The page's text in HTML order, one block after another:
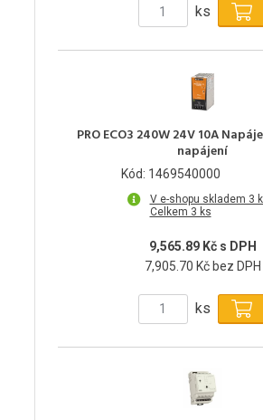
ks
PRO ECO3 240W 24V 10A
napájení
Kód: 1469540000
V e-shopu skladem 3
Celkem 3 ks
9,565.89 Kč s DPH
7,905.70 Kč bez DPH
ks